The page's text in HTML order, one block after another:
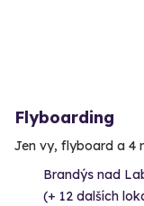
Flyboarding
Jen vy, flyboard a 4
Brandýs nad
(+ 12 dalších